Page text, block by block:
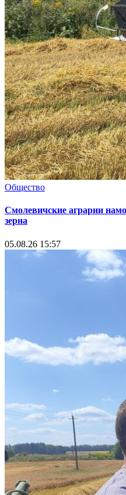
Общество
Смолевичские аграрии
зерна
05.08.26 15:57